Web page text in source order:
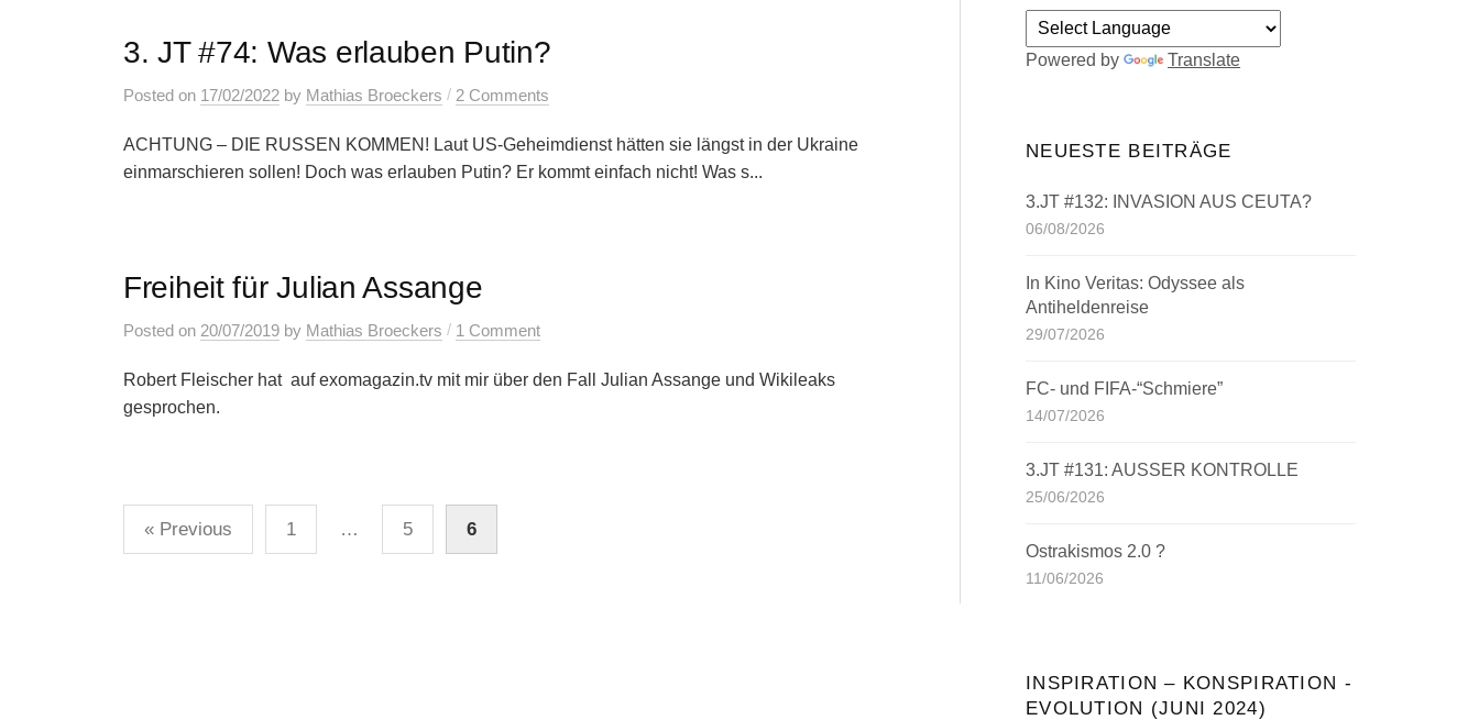
3. JT #74: Was erlauben Putin?
Posted on 17/02/2022 by Mathias Broeckers / 2 Comments
ACHTUNG – DIE RUSSEN KOMMEN! Laut US-Geheimdienst hätten sie längst in der Ukraine
einmarschieren sollen! Doch was erlauben Putin? Er kommt einfach nicht! Was s...
Freiheit für Julian Assange
Posted on 20/07/2019 by Mathias Broeckers / 1 Comment
Robert Fleischer hat auf exomagazin.tv mit mir über den Fall Julian Assange und Wikileaks
gesprochen.
Posts
« Previous 1 … 5 6
Powered by Translate
NEUESTE BEITRÄGE
3.JT #132: INVASION AUS CEUTA?
06/08/2026
In Kino Veritas: Odyssee als
Antiheldenreise
29/07/2026
FC- und FIFA-“Schmiere”
14/07/2026
3.JT #131: AUSSER KONTROLLE
25/06/2026
Ostrakismos 2.0 ?
11/06/2026
INSPIRATION – KONSPIRATION -
EVOLUTION (JUNI 2024)